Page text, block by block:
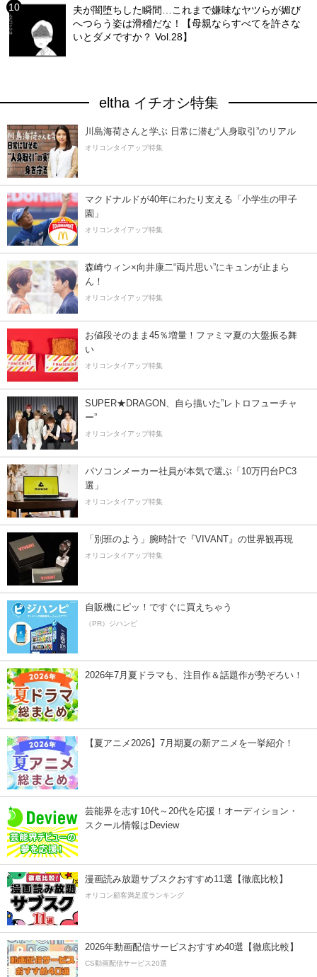
夫が闇堕ちした瞬間…これまで嫌味なヤツらが媚び
へつらう姿は滑稽だな！【母親ならすべてを許さな
いとダメですか？ Vol.28】
eltha イチオシ特集
川島海荷さんと学ぶ 日常に潜む“人身取引”のリアル
オリコンタイアップ特集
マクドナルドが40年にわたり支える「小学生の甲子
園」
オリコンタイアップ特集
森崎ウィン×向井康二“両片思い”にキュンが止まら
ん！
オリコンタイアップ特集
お値段そのまま45％増量！ファミマ夏の大盤振る舞
い
オリコンタイアップ特集
SUPER★DRAGON、自ら描いた”レトロフューチャ
ー”
オリコンタイアップ特集
パソコンメーカー社員が本気で選ぶ「10万円台PC3
選」
オリコンタイアップ特集
「別班のよう」腕時計で『VIVANT』の世界観再現
オリコンタイアップ特集
自販機にピッ！ですぐに買えちゃう
（PR）ジハンピ
2026年7月夏ドラマも、注目作＆話題作が勢ぞろい！
【夏アニメ2026】7月期夏の新アニメを一挙紹介！
芸能界を志す10代～20代を応援！オーディション・
スクール情報はDeview
漫画読み放題サブスクおすすめ11選【徹底比較】
オリコン顧客満足度ランキング
2026年動画配信サービスおすすめ40選【徹底比較】
CS動画配信サービス20選